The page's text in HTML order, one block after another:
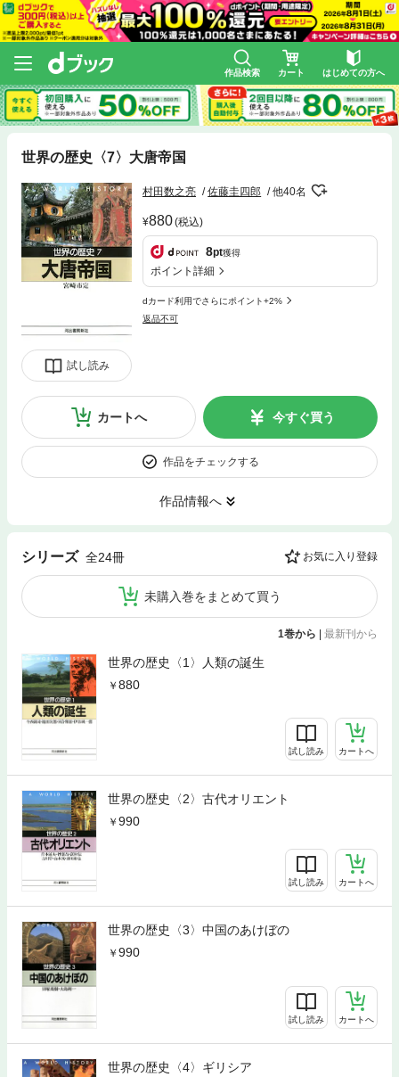
作品検索 カート はじめての方へ
世界の歴史〈7〉大唐帝国
試し読み
村田数之亮 佐藤圭四郎 他40名
880(税込)
8pt獲得
ポイント詳細
dカード利用でさらにポイント+2%
返品不可
カートへ 今すぐ買う
作品をチェックする
作品情報へ
シリーズ 全24冊 お気に入り登録
未購入巻をまとめて買う
1巻から | 最新刊から
世界の歴史〈1〉人類の誕生
880
試し読み カートへ
世界の歴史〈2〉古代オリエント
990
試し読み カートへ
世界の歴史〈3〉中国のあけぼの
990
試し読み カートへ
世界の歴史〈4〉ギリシア